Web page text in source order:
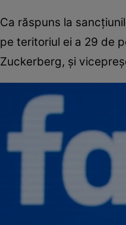
Ca răspuns la
pe teritoriul ei a 29 de
Zuckerberg, și